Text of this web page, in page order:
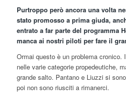
Purtroppo però ancora una volta
stato promosso a prima giuda,
entrato a far parte del programma
manca ai nostri piloti per fare il
Ormai questo è un problema cronico.
nelle varie categorie propedeutiche,
grande salto. Pantano e Liuzzi si
poi non sono riusciti a rimanerci.